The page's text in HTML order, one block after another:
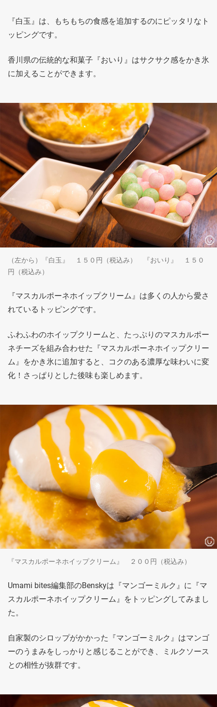
『白玉』は、もちもちの食感を追加するのにピッタリなト
ッピングです。
香川県の伝統的な和菓子『おいり』はサクサク感をかき氷
に加えることができます。
（左から）『白玉』 １５０円（税込み） 『おいり』 １５０
円（税込み）
『マスカルポーネホイップクリーム』は多くの人から愛さ
れているトッピングです。
ふわふわのホイップクリームと、たっぷりのマスカルポー
ネチーズを組み合わせた『マスカルポーネホイップクリー
ム』をかき氷に追加すると、コクのある濃厚な味わいに変
化！さっぱりとした後味も楽しめます。
『マスカルポーネホイップクリーム』 ２００円（税込み）
Umami bites編集部のBenskyは『マンゴーミルク』に『マ
スカルポーネホイップクリーム』をトッピングしてみまし
た。
自家製のシロップがかかった『マンゴーミルク』はマンゴ
ーのうまみをしっかりと感じることができ、ミルクソース
との相性が抜群です。